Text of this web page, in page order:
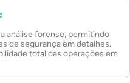
análise forense, permitindo
de segurança em detalhes.
total das operações em